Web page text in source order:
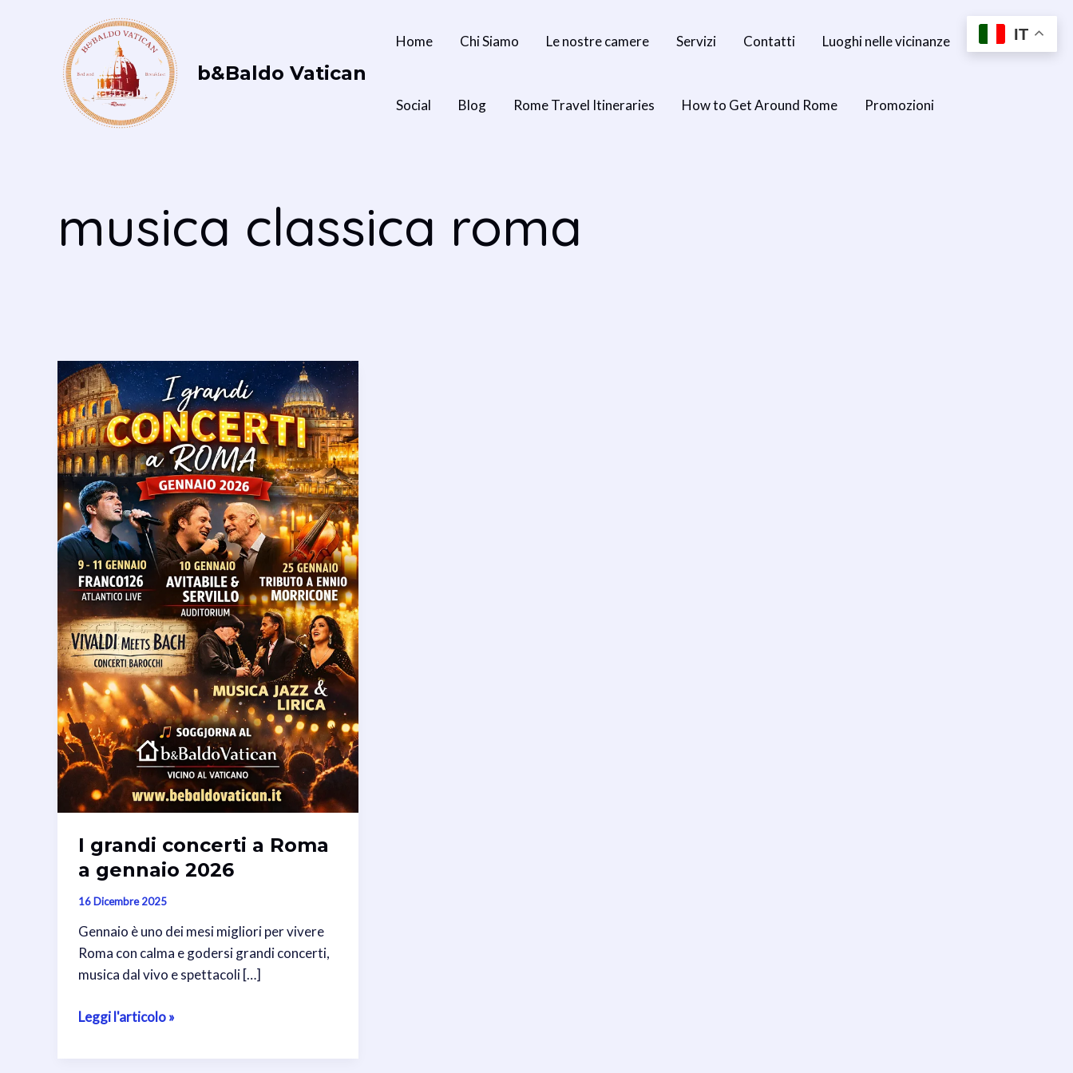
b&Baldo Vatican
Home Chi Siamo Le nostre camere Servizi Contatti Luoghi nelle vicinanze
Social Blog Rome Travel Itineraries How to Get Around Rome Promozioni
musica classica roma
I grandi concerti a Roma
a gennaio 2026
16 Dicembre 2025
Gennaio è uno dei mesi migliori per vivere
Roma con calma e godersi grandi concerti,
musica dal vivo e spettacoli […]
ILeggi l'articolo »
IT